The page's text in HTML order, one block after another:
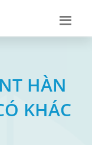
HÀN
KHÁC